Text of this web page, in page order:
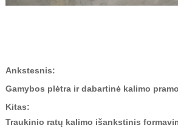
Ankstesnis:
Gamybos plėtra ir dabartinė kalimo
Kitas:
Traukinio ratų kalimo išankstinis